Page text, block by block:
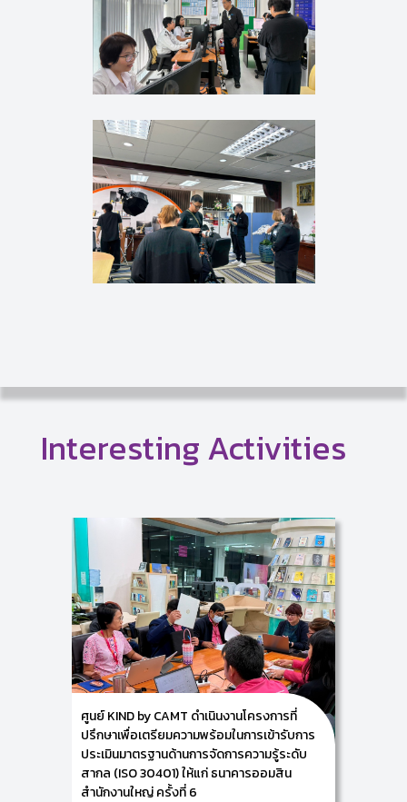
Interesting Activities
ศูนย์ KIND by CAMT ดำเนินงานโครงการที่
ปรึกษาเพื่อเตรียมความพร้อมในการเข้ารับการ
ประเมินมาตรฐานด้านการจัดการความรู้ระดับ
สากล (ISO 30401) ให้แก่ ธนาคารออมสิน
สำนักงานใหญ่ ครั้งที่ 6